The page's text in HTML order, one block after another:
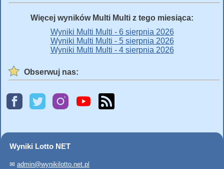
Więcej wyników Multi Multi z tego miesiąca:
Wyniki Multi Multi - 6 sierpnia 2026
Wyniki Multi Multi - 5 sierpnia 2026
Wyniki Multi Multi - 4 sierpnia 2026
Obserwuj nas:
Wyniki Lotto NET
✉ admin@wynikilotto.net.pl